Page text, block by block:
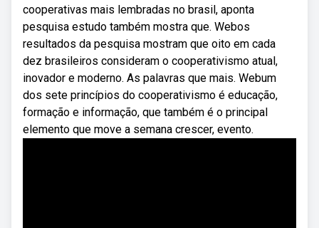
cooperativas mais lembradas no brasil, aponta
pesquisa estudo também mostra que. Webos
resultados da pesquisa mostram que oito em cada
dez brasileiros consideram o cooperativismo atual,
inovador e moderno. As palavras que mais. Webum
dos sete princípios do cooperativismo é educação,
formação e informação, que também é o principal
elemento que move a semana crescer, evento.